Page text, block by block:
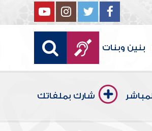
بنين وبنات
شارك بملفاتك